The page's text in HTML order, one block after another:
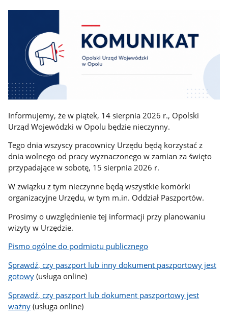
Informujemy, że w piątek, 14 sierpnia 2026 r., Opolski
Urząd Wojewódzki w Opolu będzie nieczynny.
Tego dnia wszyscy pracownicy Urzędu będą korzystać z
dnia wolnego od pracy wyznaczonego w zamian za święto
przypadające w sobotę, 15 sierpnia 2026 r.
W związku z tym nieczynne będą wszystkie komórki
organizacyjne Urzędu, w tym m.in. Oddział Paszportów.
Prosimy o uwzględnienie tej informacji przy planowaniu
wizyty w Urzędzie.
Pismo ogólne do podmiotu publicznego
Sprawdź, czy paszport lub inny dokument paszportowy jest
gotowy (usługa online)
Sprawdź, czy paszport lub dokument paszportowy jest
ważny (usługa online)